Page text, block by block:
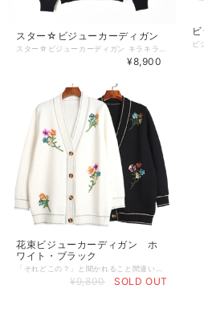
スター☆ビジューカーディガン
¥8,900
花束ビジューカーディガン ホ
ワイト・ブラック
¥9,800 SOLD OUT